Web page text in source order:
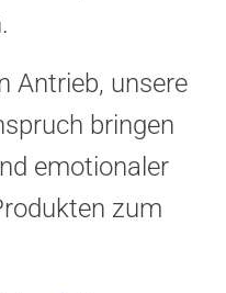
Antrieb, unsere
bringen
emotionaler
zum